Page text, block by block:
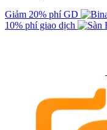
Giảm 20% phí GD
10% phí giao dịch